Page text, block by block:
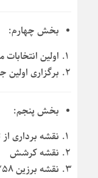
بخش چهارم:
اولین
برگزاری
بخش پنجم:
نقشه برداری از
نقشه کرشش
نقشه برزین ۱۲۵۸ ه. ق